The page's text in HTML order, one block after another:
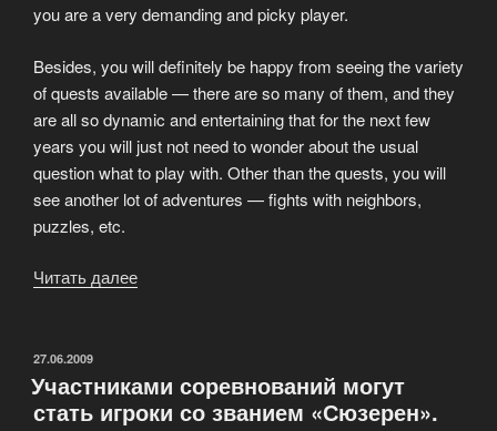
you are a very demanding and picky player.
Besides, you will definitely be happy from seeing the variety
of quests available — there are so many of them, and they
are all so dynamic and entertaining that for the next few
years you will just not need to wonder about the usual
question what to play with. Other than the quests, you will
see another lot of adventures — fights with neighbors,
puzzles, etc.
Читать далее
Lands”
game»
ОПУБЛИКОВАНО
27.06.2009
Участниками соревнований могут
стать игроки со званием «Сюзерен».